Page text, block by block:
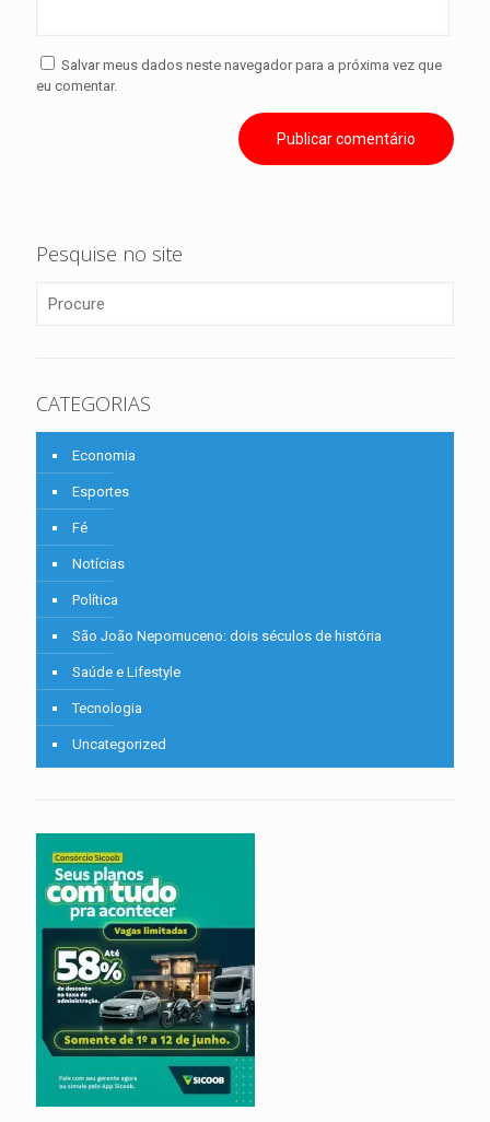
Salvar meus dados neste navegador para a próxima vez que
eu comentar.
Pesquise no site
CATEGORIAS
Economia
Esportes
Fé
Notícias
Política
São João Nepomuceno: dois séculos de história
Saúde e Lifestyle
Tecnologia
Uncategorized